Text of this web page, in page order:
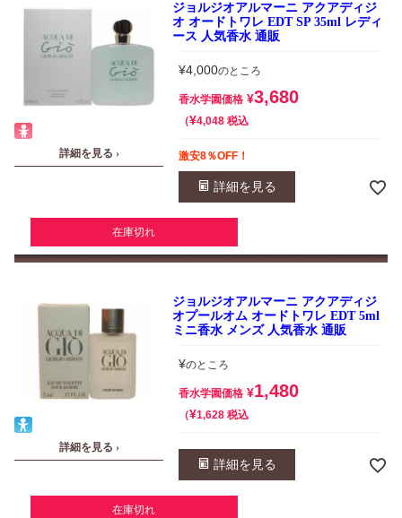
詳細を見る ›
ジョルジオアルマーニ アクアディジ
オ オードトワレ EDT SP 35ml レディ
ース 人気香水 通販
¥4,000のところ
香水学園価格 ¥3,680
¥4,048 税込
激安8％OFF！
詳細を見る
在庫切れ
詳細を見る ›
ジョルジオアルマーニ アクアディジ
オプールオム オードトワレ EDT 5ml
ミニ香水 メンズ 人気香水 通販
¥のところ
香水学園価格 ¥1,480
¥1,628 税込
詳細を見る
在庫切れ